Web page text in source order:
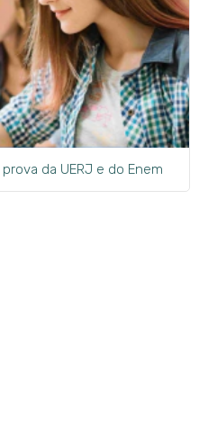
da UERJ e do Enem